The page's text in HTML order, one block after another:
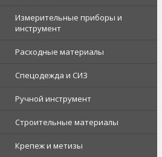
Измерительные приборы и
инструмент
Расходные материалы
Спецодежда и СИЗ
Ручной инструмент
Строительные материалы
Крепеж и метизы